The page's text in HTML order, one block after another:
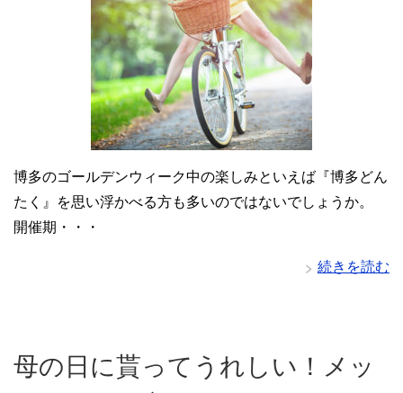
博多のゴールデンウィーク中の楽しみといえば『博多どん
たく』を思い浮かべる方も多いのではないでしょうか。
開催期・・・
続きを読む
母の日に貰ってうれしい！メッ